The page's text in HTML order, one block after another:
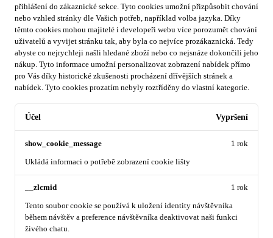
přihlášení do zákaznické sekce. Tyto cookies umožní přizpůsobit chování
nebo vzhled stránky dle Vašich potřeb, například volba jazyka. Díky
těmto cookies mohou majitelé i developeři webu více porozumět chování
uživatelů a vyvijet stránku tak, aby byla co nejvíce prozákaznická. Tedy
abyste co nejrychleji našli hledané zboží nebo co nejsnáze dokončili jeho
nákup. Tyto informace umožní personalizovat zobrazení nabídek přímo
pro Vás díky historické zkušenosti procházení dřívějších stránek a
nabídek. Tyto cookies prozatím nebyly roztříděny do vlastní kategorie.
Účel Vypršení
show_cookie_message
Ukládá informaci o potřebě zobrazení cookie lišty
1 rok
__zlcmid
Tento soubor cookie se používá k uložení identity návštěvníka
během návštěv a preference návštěvníka deaktivovat naši funkci
živého chatu.
1 rok